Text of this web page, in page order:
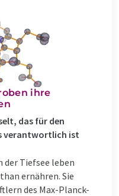
ihre
das für den
verantwortlich ist
der Tiefsee leben
ernähren. Sie
des Max-Planck-